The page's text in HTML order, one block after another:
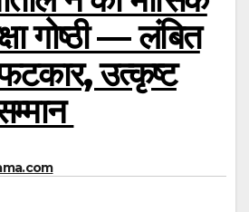
गोष्ठी — लंबित
उत्कृष्ट